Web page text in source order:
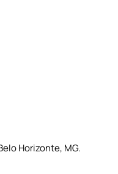
Horizonte, MG.